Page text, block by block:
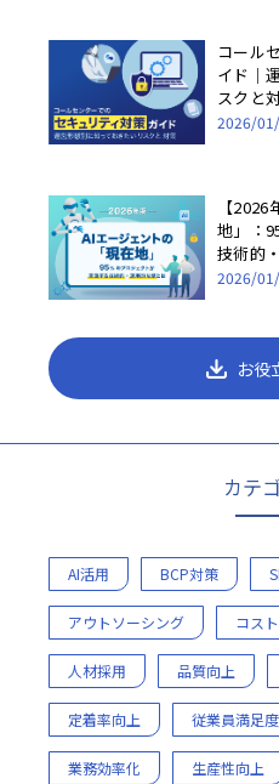
コール
イド｜
スクと
2026/
【
地」：
技術的
2026/
お役
カテ
AI活用 BCP対策
アウトソーシング コス
人材採用 品質向上
定着率向上 従業員満足
業務効率化 生産性向上